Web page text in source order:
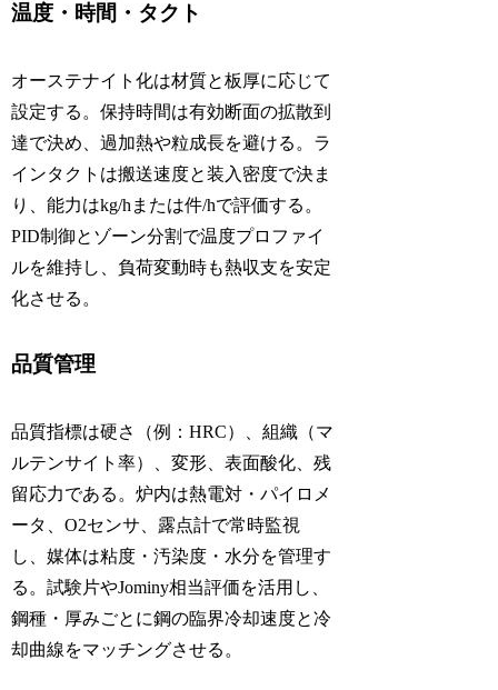
温度・時間・タクト
オーステナイト化は材質と板厚に応じて
設定する。保持時間は有効断面の拡散到
達で決め、過加熱や粒成長を避ける。ラ
インタクトは搬送速度と装入密度で決ま
り、能力はkg/hまたは件/hで評価する。
PID制御とゾーン分割で温度プロファイ
ルを維持し、負荷変動時も熱収支を安定
化させる。
品質管理
品質指標は硬さ（例：HRC）、組織（マ
ルテンサイト率）、変形、表面酸化、残
留応力である。炉内は熱電対・パイロメ
ータ、O2センサ、露点計で常時監視
し、媒体は粘度・汚染度・水分を管理す
る。試験片やJominy相当評価を活用し、
鋼種・厚みごとに鋼の臨界冷却速度と冷
却曲線をマッチングさせる。